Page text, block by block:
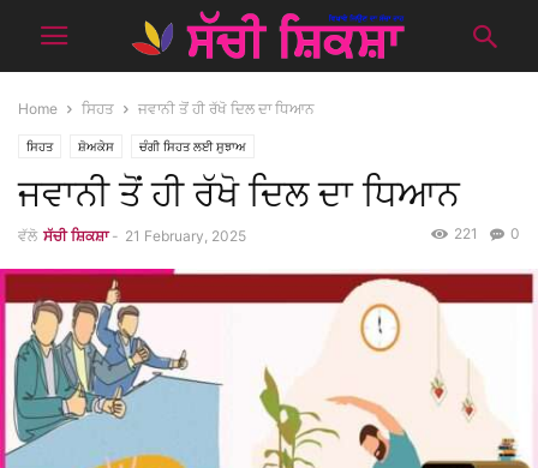
Home ਸਿਹਤ ਜਵਾਨੀ ਤੋਂ ਹੀ ਰੱਖੋ ਦਿਲ ਦਾ ਧਿਆਨ
ਸਿਹਤ ਸ਼ੋਅਕੇਸ ਚੰਗੀ ਸਿਹਤ ਲਈ ਸੁਝਾਅ
ਜਵਾਨੀ ਤੋਂ ਹੀ ਰੱਖੋ ਦਿਲ ਦਾ ਧਿਆਨ
ਵੱਲੋ ਸੱਚੀ ਸ਼ਿਕਸ਼ਾ - 21 February, 2025 0
221